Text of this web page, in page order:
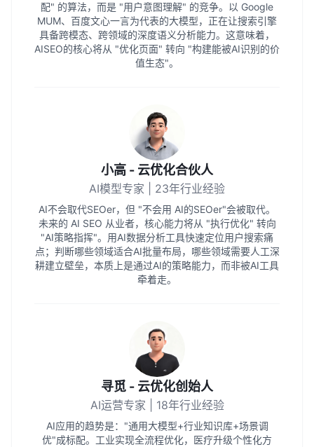
配" 的算法，而是 "用户意图理解" 的竞争。以 Google
MUM、百度文心一言为代表的大模型，正在让搜索引擎
具备跨模态、跨领域的深度语义分析能力。这意味着，
AISEO的核心将从 "优化页面" 转向 "构建能被AI识别的价
值生态"。
小高 - 云优化合伙人
AI模型专家 | 23年行业经验
AI不会取代SEOer，但 "不会用 AI的SEOer"会被取代。
未来的 AI SEO 从业者，核心能力将从 "执行优化" 转向
"AI策略指挥"。用AI数据分析工具快速定位用户搜索痛
点；判断哪些领域适合AI批量布局，哪些领域需要人工深
耕建立壁垒，本质上是通过AI的策略能力，而非被AI工具
牵着走。
寻觅 - 云优化创始人
AI运营专家 | 18年行业经验
AI应用的趋势是："通用大模型+行业知识库+场景调
优"成标配。工业实现全流程优化，医疗升级个性化方